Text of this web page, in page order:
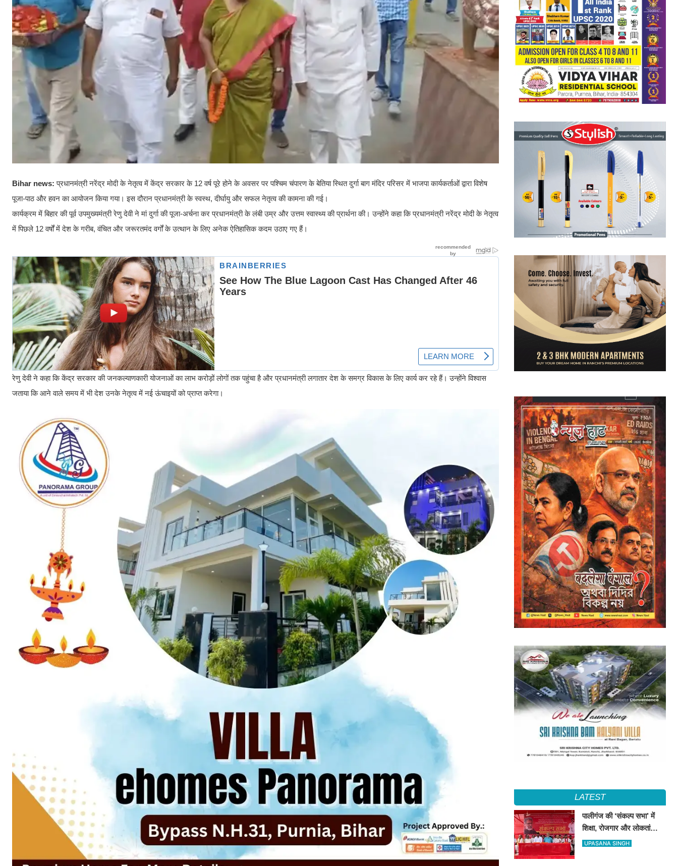
Bihar news:प्रधानमंत्री नरेंद्र मोदी के नेतृत्व में केंद्र सरकार के 12 वर्ष पूरे होने के अवसर पर पश्चिम चंपारण के बेतिया स्थित दुर्गा बाग मंदिर परिसर में भाजपा कार्यकर्ताओं द्वारा विशेष
पूजा-पाठ और हवन का आयोजन किया गया। इस दौरान प्रधानमंत्री के स्वस्थ, दीर्घायु और सफल नेतृत्व की कामना की गई।
कार्यक्रम में बिहार की पूर्व उपमुख्यमंत्री रेणु देवी ने मां दुर्गा की पूजा-अर्चना कर प्रधानमंत्री के लंबी उम्र और उत्तम स्वास्थ्य की प्रार्थना की। उन्होंने कहा कि प्रधानमंत्री नरेंद्र मोदी के नेतृत्व
में पिछले 12 वर्षों में देश के गरीब, वंचित और जरूरतमंद वर्गों के उत्थान के लिए अनेक ऐतिहासिक कदम उठाए गए हैं।
रेणु देवी ने कहा कि केंद्र सरकार की जनकल्याणकारी योजनाओं का लाभ करोड़ों लोगों तक पहुंचा है और प्रधानमंत्री लगातार देश के समग्र विकास के लिए कार्य कर रहे हैं। उन्होंने विश्वास
जताया कि आने वाले समय में भी देश उनके नेतृत्व में नई ऊंचाइयों को प्राप्त करेगा।
LATEST
पालीगंज की ‘संकल्प सभा’ में
शिक्षा, रोजगार और लोकतांत्रिक
अधिकारों की गूंज, दीपंकर
UPASANA SINGH